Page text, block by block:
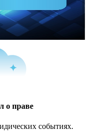
о праве
событиях.